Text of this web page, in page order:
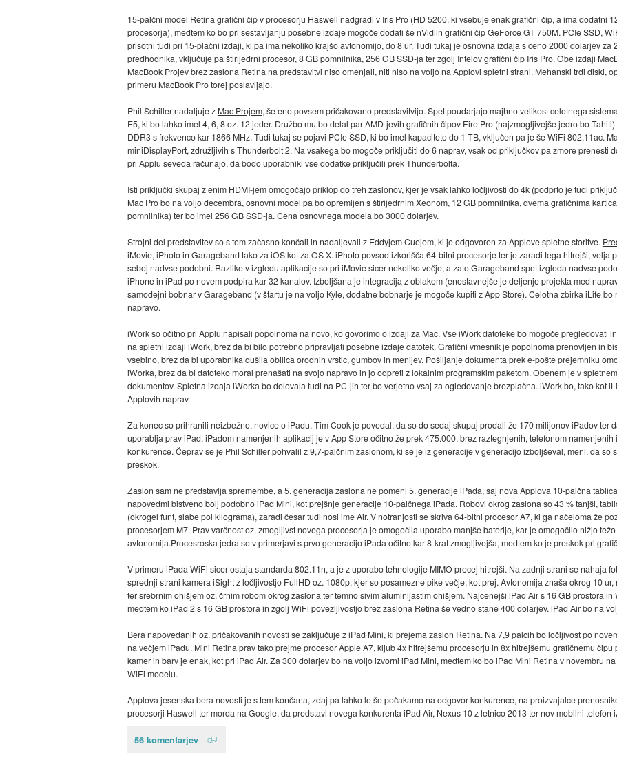
15-palčni model Retina grafični čip v procesorju Haswell nadgradi v Iris Pro (HD 5200, ki vsebuje enak grafični čip, a ima dodatni
procesorja), medtem ko bo pri sestavljanju posebne izdaje mogoče dodati še nVidiin grafični čip GeForce GT 750M. PCIe SSD,
prisotni tudi pri 15-plačni izdaji, ki pa ima nekoliko krajšo avtonomijo, do 8 ur. Tudi tukaj je osnovna izdaja s ceno 2000 dolarjev za
predhodnika, vključuje pa štirijedrni procesor, 8 GB pomnilnika, 256 GB SSD-ja ter zgolj Intelov grafični čip Iris Pro. Obe izdaji
MacBook Projev brez zaslona Retina na predstavitvi niso omenjali, niti niso na voljo na Applovi spletni strani. Mehanski trdi diski,
primeru MacBook Pro torej poslavljajo.
Phil Schiller nadaljuje z Mac Projem, še eno povsem pričakovano predstavitvijo. Spet poudarjajo majhno velikost celotnega
E5, ki bo lahko imel 4, 6, 8 oz. 12 jeder. Družbo mu bo delal par AMD-jevih grafičnih čipov Fire Pro (najzmogljivejše jedro bo
DDR3 s frekvenco kar 1866 MHz. Tudi tukaj se pojavi PCIe SSD, ki bo imel kapaciteto do 1 TB, vključen pa je še WiFi 802.11ac.
miniDisplayPort, združljivih s Thunderbolt 2. Na vsakega bo mogoče priključiti do 6 naprav, vsak od priključkov pa zmore prenesti
pri Applu seveda računajo, da bodo uporabniki vse dodatke priključili prek Thunderbolta.
Isti priključki skupaj z enim HDMI-jem omogočajo priklop do treh zaslonov, kjer je vsak lahko ločljivosti do 4k (podprto je tudi
Mac Pro bo na voljo decembra, osnovni model pa bo opremljen s štirijedrnim Xeonom, 12 GB pomnilnika, dvema grafičnima
pomnilnika) ter bo imel 256 GB SSD-ja. Cena osnovnega modela bo 3000 dolarjev.
Strojni del predstavitev so s tem začasno končali in nadaljevali z Eddyjem Cuejem, ki je odgovoren za Applove spletne storitve.
iMovie, iPhoto in Garageband tako za iOS kot za OS X. iPhoto povsod izkorišča 64-bitni procesorje ter je zaradi tega hitrejši, velja
seboj nadvse podobni. Razlike v izgledu aplikacije so pri iMovie sicer nekoliko večje, a zato Garageband spet izgleda nadvse
iPhone in iPad po novem podpira kar 32 kanalov. Izboljšana je integracija z oblakom (enostavnejše je deljenje projekta med
samodejni bobnar v Garageband (v štartu je na voljo Kyle, dodatne bobnarje je mogoče kupiti z App Store). Celotna zbirka iLife
napravo.
iWorkso očitno pri Applu napisali popolnoma na novo, ko govorimo o izdaji za Mac. Vse iWork datoteke bo mogoče pregledovati
na spletni izdaji iWork, brez da bi bilo potrebno pripravljati posebne izdaje datotek. Grafični vmesnik je popolnoma prenovljen in
vsebino, brez da bi uporabnika dušila obilica orodnih vrstic, gumbov in menijev. Pošiljanje dokumenta prek e-pošte prejemniku
iWorka, brez da bi datoteko moral prenašati na svojo napravo in jo odpreti z lokalnim programskim paketom. Obenem je v
dokumentov. Spletna izdaja iWorka bo delovala tudi na PC-jih ter bo verjetno vsaj za ogledovanje brezplačna. iWork bo, tako kot
Applovih naprav.
Za konec so prihranili neizbežno, novice o iPadu. Tim Cook je povedal, da so do sedaj skupaj prodali že 170 milijonov iPadov ter
uporablja prav iPad. iPadom namenjenih aplikacij je v App Store očitno že prek 475.000, brez raztegnjenih, telefonom
konkurence. Čeprav se je Phil Schiller pohvalil z 9,7-palčnim zaslonom, ki se je iz generacije v generacijo izboljševal, meni, da so
preskok.
Zaslon sam ne predstavlja spremembe, a 5. generacija zaslona ne pomeni 5. generacije iPada, saj nova Applova 10-palčna
napovedmi bistveno bolj podobno iPad Mini, kot prejšnje generacije 10-palčnega iPada. Robovi okrog zaslona so 43 % tanjši,
(okrogel funt, slabe pol kilograma), zaradi česar tudi nosi ime Air. V notranjosti se skriva 64-bitni procesor A7, ki ga načeloma že
procesorjem M7. Prav varčnost oz. zmogljivst novega procesorja je omogočila uporabo manjše baterije, kar je omogočilo nižjo
avtonomija.Procesroska jedra so v primerjavi s prvo generacijo iPada očitno kar 8-krat zmogljivejša, medtem ko je preskok pri
V primeru iPada WiFi sicer ostaja standarda 802.11n, a je z uporabo tehnologije MIMO precej hitrejši. Na zadnji strani se nahaja
sprednji strani kamera iSight z ločljivostjo FullHD oz. 1080p, kjer so posamezne pike večje, kot prej. Avtonomija znaša okrog 10
ter srebrnim ohišjem oz. črnim robom okrog zaslona ter temno sivim aluminijastim ohišjem. Najcenejši iPad Air s 16 GB prostora
medtem ko iPad 2 s 16 GB prostora in zgolj WiFi povezljivostjo brez zaslona Retina še vedno stane 400 dolarjev. iPad Air bo na
Bera napovedanih oz. pričakovanih novosti se zaključuje ziPad Mini, ki prejema zaslon Retina. Na 7,9 palcih bo ločljivost po
na večjem iPadu. Mini Retina prav tako prejme procesor Apple A7, kljub 4x hitrejšemu procesorju in 8x hitrejšemu grafičnemu
kamer in barv je enak, kot pri iPad Air. Za 300 dolarjev bo na voljo izvorni iPad Mini, medtem ko bo iPad Mini Retina v novembru
WiFi modelu.
Applova jesenska bera novosti je s tem končana, zdaj pa lahko le še počakamo na odgovor konkurence, na proizvajalce
procesorji Haswell ter morda na Google, da predstavi novega konkurenta iPad Air, Nexus 10 z letnico 2013 ter nov mobilni telefon
56 komentarjev